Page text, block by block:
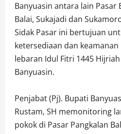
Banyuasin antara lain Pasar
Balai, Sukajadi dan
Sidak Pasar ini bertujuan
ketersediaan dan
lebaran Idul Fitri 1445
Banyuasin.
Penjabat (Pj). Bupati
Rustam, SH memonitoring
pokok di Pasar Pangkalan